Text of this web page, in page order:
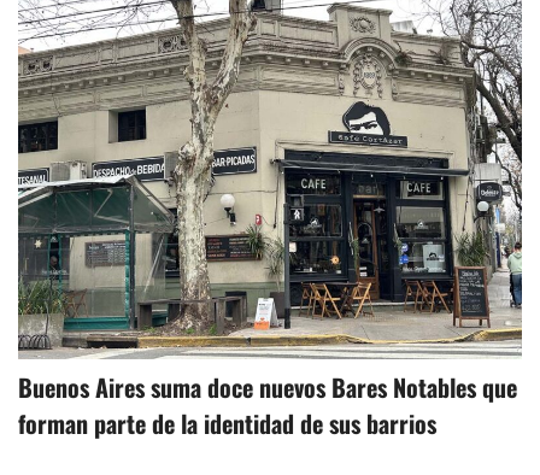
Buenos Aires suma doce nuevos Bares Notables que
forman parte de la identidad de sus barrios